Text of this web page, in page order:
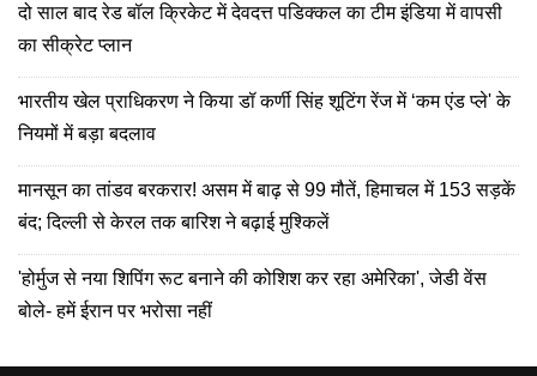
दो साल बाद रेड बॉल क्रिकेट में देवदत्त पडिक्कल का टीम इंडिया में वापसी
का सीक्रेट प्लान
भारतीय खेल प्राधिकरण ने किया डॉ कर्णी सिंह शूटिंग रेंज में ‘कम एंड प्ले' के
नियमों में बड़ा बदलाव
मानसून का तांडव बरकरार! असम में बाढ़ से 99 मौतें, हिमाचल में 153 सड़कें
बंद; दिल्ली से केरल तक बारिश ने बढ़ाई मुश्किलें
'होर्मुज से नया शिपिंग रूट बनाने की कोशिश कर रहा अमेरिका', जेडी वेंस
बोले- हमें ईरान पर भरोसा नहीं